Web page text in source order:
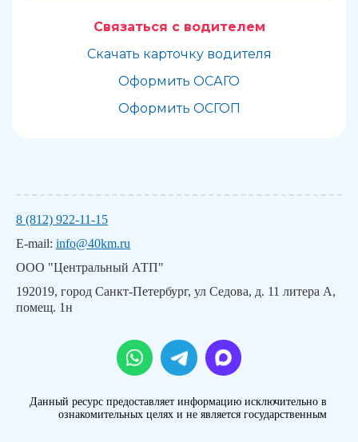
Связаться с водителем
Скачать карточку водителя
Оформить ОСАГО
Оформить ОСГОП
8 (812) 922-11-15
E-mail: info@40km.ru
ООО "Центральный АТП"
192019, город Санкт-Петербург, ул Седова, д. 11 литера А,
помещ. 1н
Данный ресурс предоставляет информацию исключительно в
ознакомительных целях и не является государственным